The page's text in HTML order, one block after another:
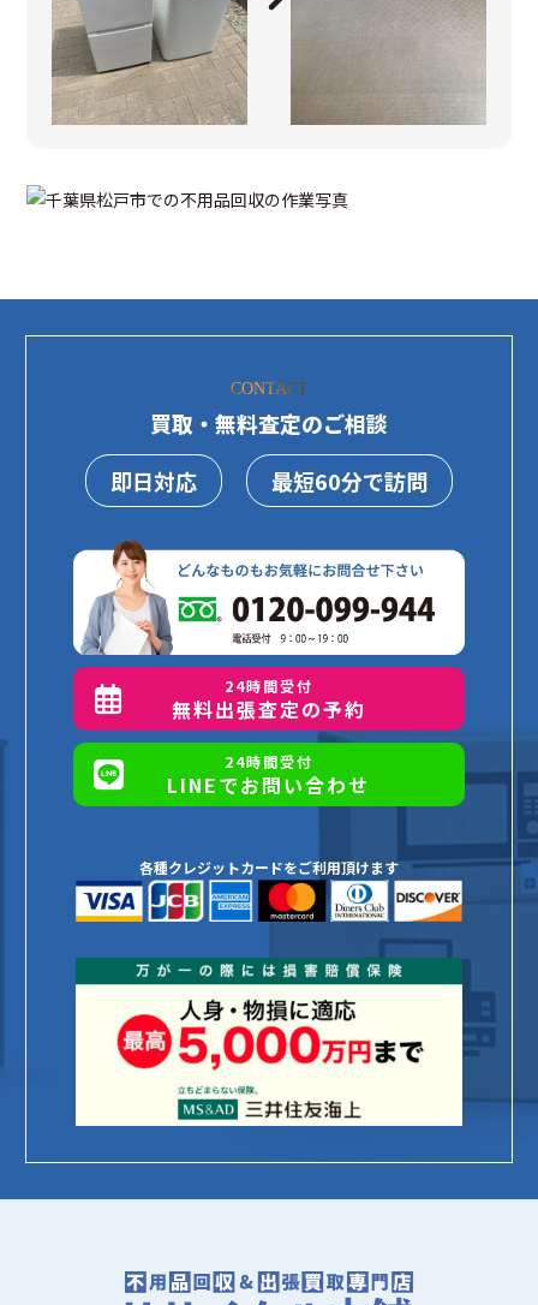
CONTACT
買取・無料査定のご相談
即日対応
最短60分で訪問
24時間受付
無料出張査定の予約
24時間受付
LINEでお問い合わせ
各種クレジットカードをご利用頂けます